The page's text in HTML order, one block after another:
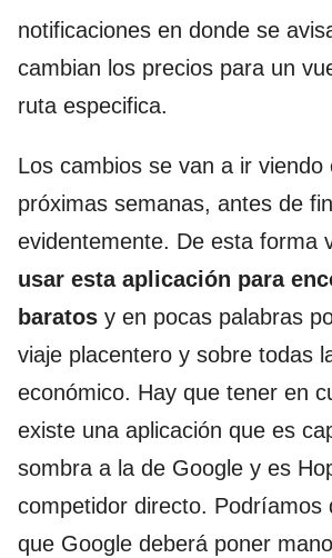
notificaciones en donde se
cambian los precios para un
ruta especifica.
Los cambios se van a ir viendo
próximas semanas, antes de
evidentemente. De esta forma
usar esta aplicación para
baratos y en pocas palabras
viaje placentero y sobre todas
económico. Hay que tener en
existe una aplicación que es
sombra a la de Google y es
competidor directo. Podríamos
que Google deberá poner